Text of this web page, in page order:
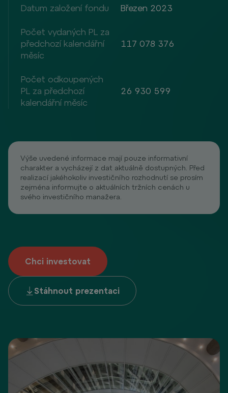
Datum založení fondu Březen 2023
Počet vydaných PL za
předchozí kalendářní
měsíc
117 078 376
Počet odkoupených
PL za předchozí
kalendářní měsíc
26 930 599
Výše uvedené informace mají pouze informativní
charakter a vycházejí z dat aktuálně dostupných. Před
realizací jakéhokoliv investičního rozhodnutí se prosím
zejména informujte o aktuálních tržních cenách u
svého investičního manažera.
Chci investovat
Stáhnout prezentaci